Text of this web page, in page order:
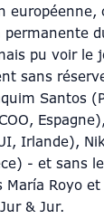
pu voir le
sans
Santos
Irlande),
- et sans
María Royo
& Jur.